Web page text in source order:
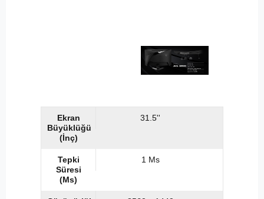
Ekran
Büyüklüğü
(İnç)
31.5''
Tepki
Süresi
(Ms)
1 Ms